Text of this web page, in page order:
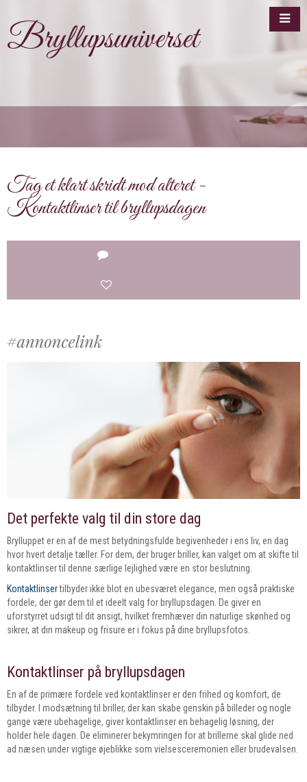
Bryllupsuniverset
Tag et klart skridt mod alteret -
Kontaktlinser til bryllupsdagen
Det perfekte valg til din store dag
Brylluppet er en af de mest betydningsfulde begivenheder i ens liv, en dag
hvor hvert detalje tæller. For dem, der bruger briller, kan valget om at skifte til
kontaktlinser til denne særlige lejlighed være en stor beslutning.
Kontaktlinsertilbyder ikke blot en ubesværet elegance, men også praktiske
fordele, der gør dem til et ideelt valg for bryllupsdagen. De giver en
uforstyrret udsigt til dit ansigt, hvilket fremhæver din naturlige skønhed og
sikrer, at din makeup og frisure er i fokus på dine bryllupsfotos.
Kontaktlinser på bryllupsdagen
En af de primære fordele ved kontaktlinser er den frihed og komfort, de
tilbyder. I modsætning til briller, der kan skabe genskin på billeder og nogle
gange være ubehagelige, giver kontaktlinser en behagelig løsning, der
holder hele dagen. De eliminerer bekymringen for at brillerne skal glide ned
ad næsen under vigtige øjeblikke som vielsesceremonien eller brudevalsen.